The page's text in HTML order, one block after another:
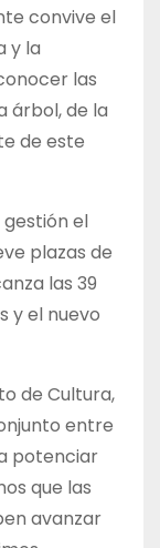
convive el
y la
las
árbol, de la
de este
el
plazas de
las 39
y el nuevo
de Cultura,
entre
potenciar
que las
avanzar